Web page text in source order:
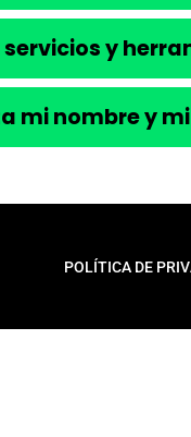
y
mi nombre y
POLÍTICA DE